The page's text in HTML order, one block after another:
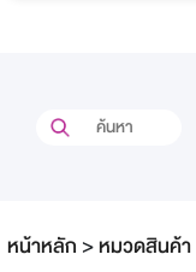
หน้าหลัก >หมวดสินค้า